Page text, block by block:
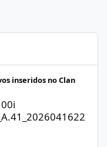
inseridos no Clan